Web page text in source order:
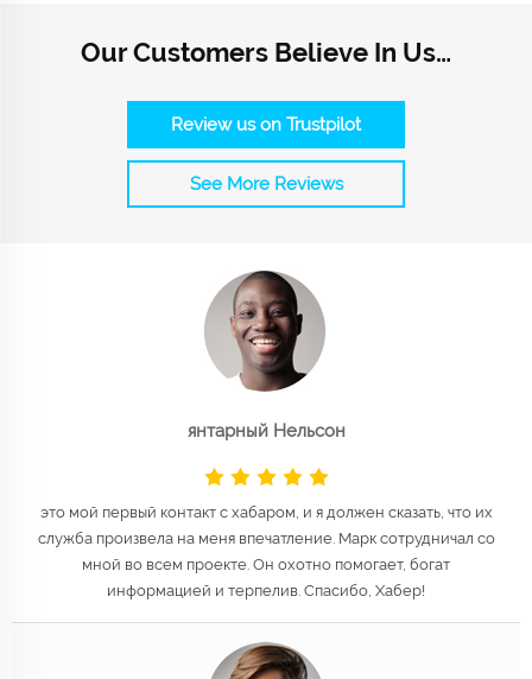
Our Customers Believe In Us…
Review us on Trustpilot
See More Reviews
янтарный Нельсон
это мой первый контакт с хабаром, и я должен сказать, что их
служба произвела на меня впечатление. Марк сотрудничал со
мной во всем проекте. Он охотно помогает, богат
информацией и терпелив. Спасибо, Хабер!